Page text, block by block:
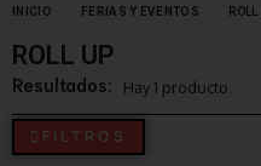
INICIO FERIAS Y EVENTOS ROLL
ROLL UP
Resultados: Hay 1 producto.
FILTROS